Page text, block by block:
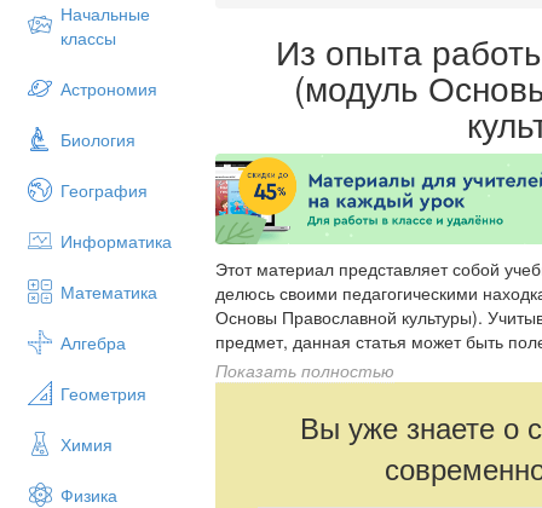
Начальные
классы
Астрономия
Биология
География
Информатика
Математика
Алгебра
Геометрия
Химия
Физика
Из опыта
(модуль
Этот материал представляет собой
делюсь своими педагогическими
Основы Православной культуры).
предмет, данная статья может быть
педагогов, так и для учителей со
методических аспектах ведения
работы по предмету.
Показать полностью
Вы уже знаете о